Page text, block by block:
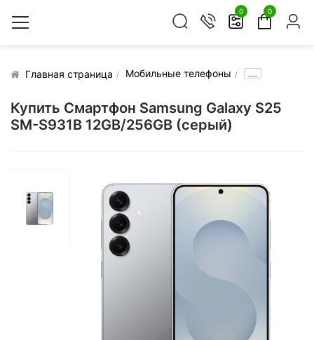
0 0
Главная страница Мобильные телефоны .....
Купить Смартфон Samsung Galaxy S25
SM-S931B 12GB/256GB (серый)